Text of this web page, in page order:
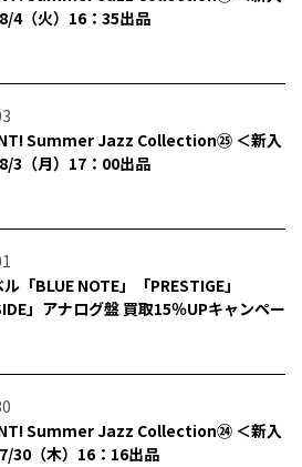
4（火）16：35出品
Summer Jazz Collection㉕ ＜新入
3（月）17：00出品
「BLUE NOTE」「PRESTIGE」
」アナログ盤 買取15％UPキャンペー
Summer Jazz Collection㉔ ＜新入
30（木）16：16出品